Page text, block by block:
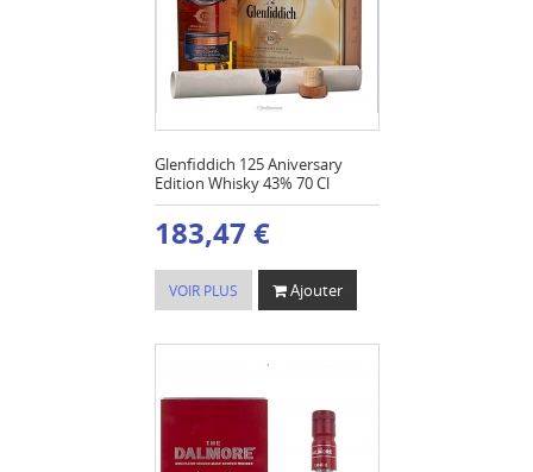
Glenfiddich 125 Aniversary
Edition Whisky 43% 70 Cl
183,47 €
VOIR PLUS Ajouter